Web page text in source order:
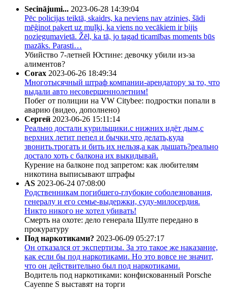
Secinājumi... 2023-06-28 14:39:04
Pēc policijas teiktā, skaidrs, ka neviens nav atzinies, šādi
mēģinot paķert uz muļķi, ka viens no vecākiem ir bijis
noziegumavietā. Žēl, ka tā, jo tagad ticamības moments būs
mazāks. Parasti…
Убийство 7-летней Юстине: девочку убили из-за
алиментов?
Corax 2023-06-26 18:49:34
Многотысячный штраф компании-арендатору за то, что
выдали авто несовершеннолетним!
Побег от полиции на VW Citybee: подростки попали в
аварию (видео, дополнено)
Сергей 2023-06-26 15:11:14
Реально достали курильщики.с нижних идёт дым,с
верхних летит пепел и бычки.что делать,куда
звонить.трогать и бить их нельзя,а как дышать?реально
достало хоть с балкона их выкидывай.
Курение на балконе под запретом: как любителям
никотина выписывают штрафы
AS 2023-06-24 07:08:00
Родственникам погибшего-глубокие соболезнования,
генералу и его семье-выдержки, суду-милосердия.
Никто никого не хотел убивать!
Смерть на охоте: дело генерала Шулте передано в
прокуратуру
Под наркотиками? 2023-06-09 05:27:17
Он отказался от экспертизы. За это такое же наказание,
как если бы под наркотиками. Но это вовсе не значит,
что он действительно был под наркотиками.
Водитель под наркотиками: конфискованный Porsche
Cayenne S выставят на торги